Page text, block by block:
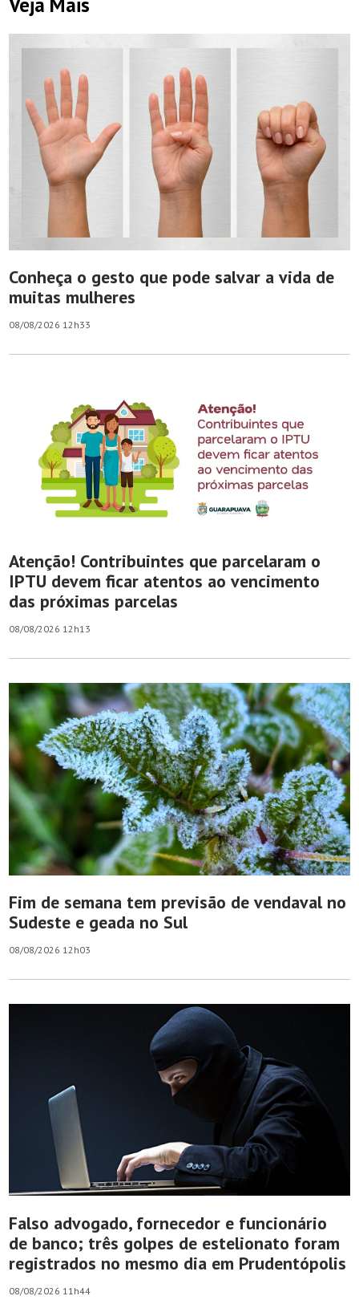
Conheça o gesto que pode salvar a vida de
muitas mulheres
08/08/2026 12h33
Atenção! Contribuintes que parcelaram o
IPTU devem ficar atentos ao vencimento
das próximas parcelas
08/08/2026 12h13
Fim de semana tem previsão de vendaval no
Sudeste e geada no Sul
08/08/2026 12h03
Falso advogado, fornecedor e funcionário
de banco; três golpes de estelionato foram
registrados no mesmo dia em Prudentópolis
08/08/2026 11h44